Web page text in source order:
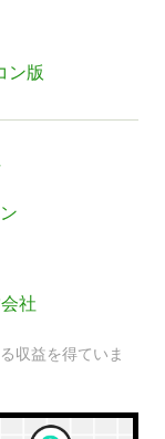
ン版
社
収益を得ていま